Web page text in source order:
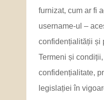
furnizat, cum ar fi
username-ul –
confidențialității și
Termeni și
confidențialitate,
legislației în